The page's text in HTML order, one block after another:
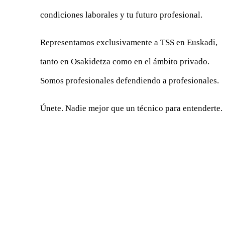
condiciones laborales y tu futuro profesional.
Representamos exclusivamente a TSS en Euskadi,
tanto en Osakidetza como en el ámbito privado.
Somos profesionales defendiendo a profesionales.
Únete. Nadie mejor que un técnico para entenderte.